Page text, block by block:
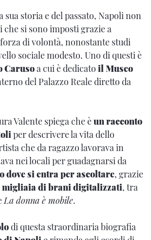
sua storia e del passato, Napoli non
si sono imposti grazie a
di volontà, nonostante studi
sociale modesto. Uno di questi è
Carusoa cui è dedicato il Museo
del Palazzo Reale diretto da
Valente spiega che èun racconto
per descrivere la vita dello
che da ragazzo lavorava in
nei locali per guadagnarsi da
dove si entra per ascoltare, grazie
migliaia di brani digitalizzati, tra
La donna è mobile.
di questa straordinaria biografia